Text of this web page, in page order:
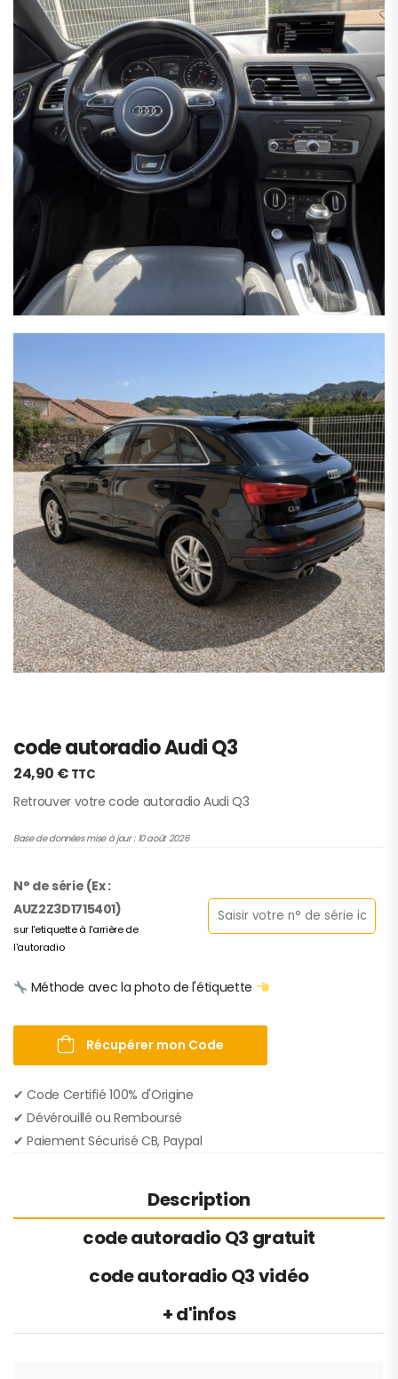
code autoradio Audi Q3
24,90 € TTC
Retrouver votre code autoradio Audi Q3
Base de données mise à jour : 10 août 2026
N° de série (Ex :
AUZ2Z3D1715401)
sur l'etiquette à l'arrière de
l'autoradio
Méthode avec la photo de l'étiquette
Récupérer mon Code
✔︎ Code Certifié 100% d'Origine
✔︎ Dévérouillé ou Remboursé
✔︎ Paiement Sécurisé CB, Paypal
Description
code autoradio Q3 gratuit
code autoradio Q3 vidéo
+ d'infos